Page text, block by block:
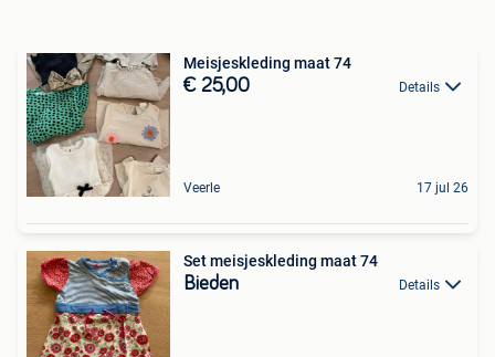
Meisjeskleding maat 74
€ 25,00 Details
Veerle 17 jul 26
Set meisjeskleding maat 74
Bieden Details